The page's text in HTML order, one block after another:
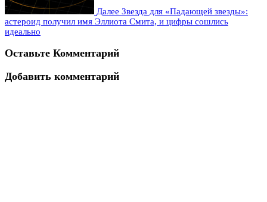
Далее Звезда для «Падающей звезды»:
астероид получил имя Эллиота Смита, и цифры сошлись
идеально
Оставьте Комментарий
Добавить комментарий